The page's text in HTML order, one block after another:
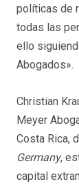
políticas de
todas las
ello
Abogados».
Christian
Meyer
Costa Rica,
Germany,
capital